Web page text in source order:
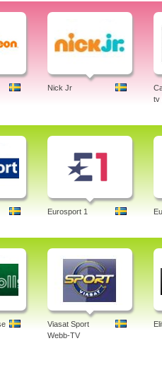
Nick Jr
tv
Eurosport 1
Viasat Sport
Webb-TV